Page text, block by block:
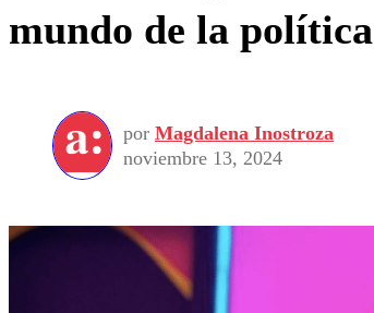
mundo de la política
por Magdalena Inostroza
noviembre 13, 2024